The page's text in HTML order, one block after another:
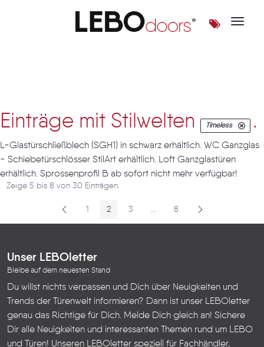
Toggle
Einträge mit Stilwelten Timeless .
L-Glastürschließblech (SGH1) in schwarz erhältlich. WC Ganzglas
- Schiebetürschlösser StilArt erhältlich. Loft Ganzglastüren
erhältlich. Sprossenprofil B ab sofort nicht mehr verfügbar!
Zeige 5 bis 8 von 30 Einträgen.
Seite
1 Seite
2 Seite
3 ...Zwischenseiten
Seite
8
Unser LEBOletter
Bleibe auf dem neuesten Stand
Du willst nichts verpassen und Dich über Neuigkeiten und
Trends der Türenwelt informieren? Dann ist unser LEBOletter
genau das Richtige für Dich. Melde Dich gleich an! Sichere
Dir alle Neuigkeiten und interessanten Themen rund um LEBO
und Türen! Unseren LEBOletter speziell für Fachhändler,